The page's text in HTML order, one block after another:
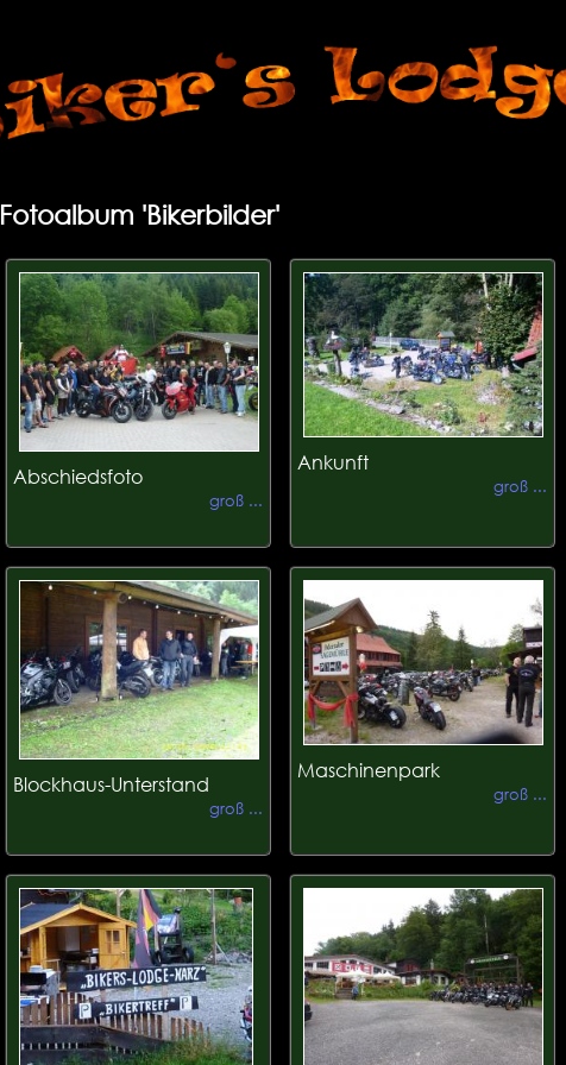
Fotoalbum 'Bikerbilder'
Abschiedsfoto
groß ...
Ankunft
groß ...
Blockhaus-Unterstand
groß ...
Maschinenpark
groß ...